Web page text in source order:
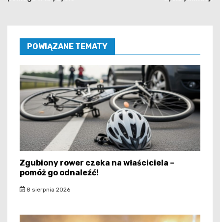
POWIĄZANE TEMATY
Zgubiony rower czeka na właściciela –
pomóż go odnaleźć!
8 sierpnia 2026